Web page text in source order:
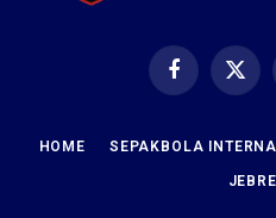
FacebookX
HOME SEPAKBOLA